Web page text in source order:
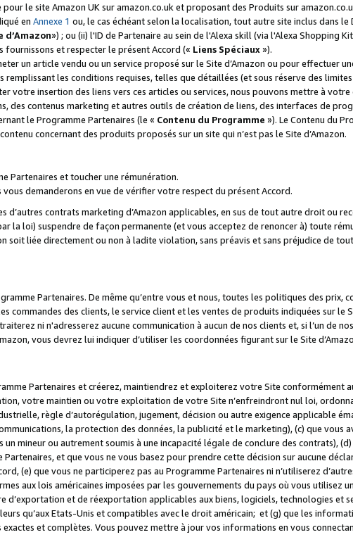
le site Amazon UK sur amazon.co.uk et proposant des Produits sur
en Annexe 1 ou, le cas échéant selon la localisation, tout autre site inclus dans le
d’Amazon») ; ou (ii) l'ID de Partenaire au sein de l'Alexa skill (via l'Alexa Shopping
et respecter le présent Accord (« Liens Spéciaux»).
un article vendu ou un service proposé sur le Site d’Amazon ou pour effectuer
les conditions requises, telles que détaillées (et sous réserve des
votre insertion des liens vers ces articles ou services, nous pouvons mettre à
des contenus marketing et autres outils de création de liens, des interfaces de
le Programme Partenaires (le « Contenu du Programme »). Le Contenu du
concernant des produits proposés sur un site qui n’est pas le Site d’Amazon.
Partenaires et toucher une rémunération.
demanderons en vue de vérifier votre respect du présent Accord.
contrats marketing d’Amazon applicables, en sus de tout autre droit ou
la loi) suspendre de façon permanente (et vous acceptez de renoncer à) toute
soit liée directement ou non à ladite violation, sans préavis et sans préjudice de
Partenaires. De même qu’entre vous et nous, toutes les politiques des prix,
des clients, le service client et les ventes de produits indiquées sur le
ni n'adresserez aucune communication à aucun de nos clients et, si l’un de
vous devrez lui indiquer d’utiliser les coordonnées figurant sur le Site
Partenaires et créerez, maintiendrez et exploiterez votre Site conformément
votre maintien ou votre exploitation de votre Site n’enfreindront nul loi,
règle d’autorégulation, jugement, décision ou autre exigence applicable
la protection des données, la publicité et le marketing), (c) que vous
mineur ou autrement soumis à une incapacité légale de conclure des contrats),
et que vous ne vous basez pour prendre cette décision sur aucune
(e) que vous ne participerez pas au Programme Partenaires ni n’utiliserez
aux lois américaines imposées par les gouvernements du pays où vous utilisez
et de réexportation applicables aux biens, logiciels, technologies et
qu’aux Etats-Unis et compatibles avec le droit américain; et (g) que les
et complètes. Vous pouvez mettre à jour vos informations en vous